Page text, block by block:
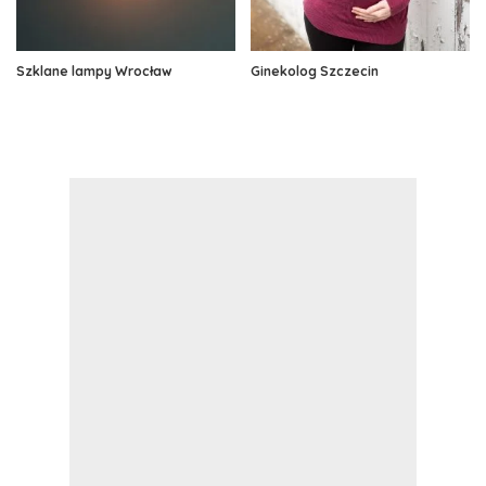
Szklane lampy Wrocław Ginekolog Szczecin